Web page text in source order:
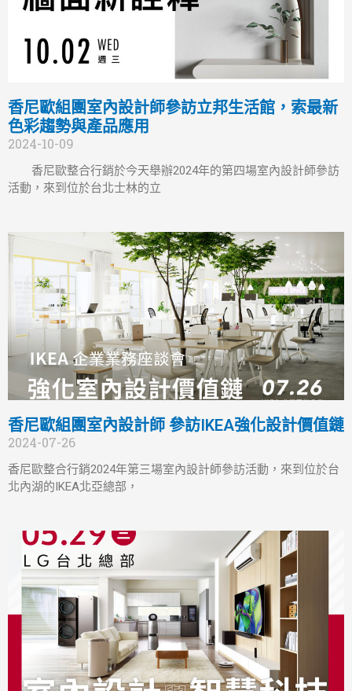
香尼歐組團室內設計師參訪立邦生活館，索最新
色彩趨勢與產品應用
2024-10-09
香尼歐整合行銷於今天舉辦2024年的第四場室內設計師參訪
活動，來到位於台北士林的立
香尼歐組團室內設計師 參訪IKEA強化設計價值鏈
2024-07-26
香尼歐整合行銷2024年第三場室內設計師參訪活動，來到位於台
北內湖的IKEA北亞總部，